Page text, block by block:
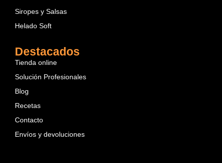
Siropes y Salsas
Helado Soft
Destacados
Tienda online
Solución Profesionales
Blog
Recetas
Contacto
Envíos y devoluciones